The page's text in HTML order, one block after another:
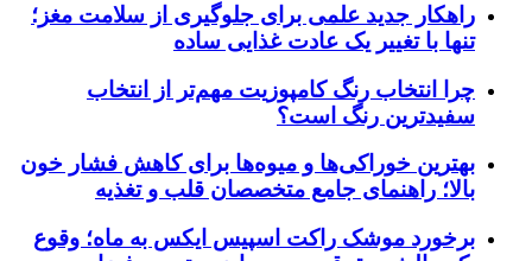
راهکار جدید علمی برای جلوگیری از سلامت مغز؛
تنها با تغییر یک عادت غذایی ساده
چرا انتخاب رنگ کامپوزیت مهم‌تر از انتخاب
سفیدترین رنگ است؟
بهترین خوراکی‌ها و میوه‌ها برای کاهش فشار خون
بالا؛ راهنمای جامع متخصصان قلب و تغذیه
برخورد موشک راکت اسپیس ایکس به ماه؛ وقوع